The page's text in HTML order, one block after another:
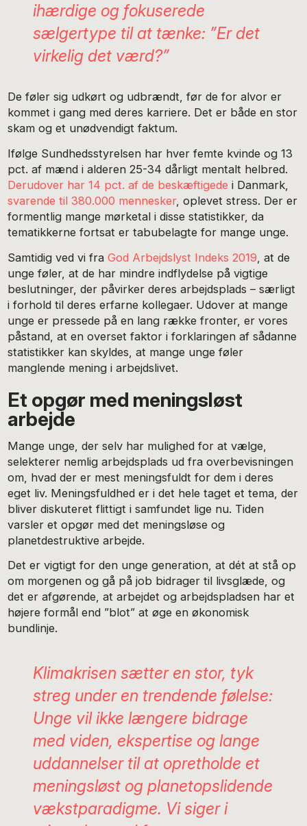
ihærdige og fokuserede
sælgertype til at tænke: ”Er det
virkelig det værd?”
De føler sig udkørt og udbrændt, før de for alvor er
kommet i gang med deres karriere. Det er både en stor
skam og et unødvendigt faktum.
Ifølge Sundhedsstyrelsen har hver femte kvinde og 13
pct. af mænd i alderen 25-34 dårligt mentalt helbred.
Derudover har 14 pct. af de beskæftigede i Danmark,
svarende til 380.000 mennesker, oplevet stress. Der er
formentlig mange mørketal i disse statistikker, da
tematikkerne fortsat er tabubelagte for mange unge.
Samtidig ved vi fraGod Arbejdslyst Indeks 2019 , at de
unge føler, at de har mindre indflydelse på vigtige
beslutninger, der påvirker deres arbejdsplads – særligt
i forhold til deres erfarne kollegaer. Udover at mange
unge er pressede på en lang række fronter, er vores
påstand, at en overset faktor i forklaringen af sådanne
statistikker kan skyldes, at mange unge føler
manglende mening i arbejdslivet.
Et opgør med meningsløst
arbejde
Mange unge, der selv har mulighed for at vælge,
selekterer nemlig arbejdsplads ud fra overbevisningen
om, hvad der er mest meningsfuldt for dem i deres
eget liv. Meningsfuldhed er i det hele taget et tema, der
bliver diskuteret flittigt i samfundet lige nu. Tiden
varsler et opgør med det meningsløse og
planetdestruktive arbejde.
Det er vigtigt for den unge generation, at dét at stå op
om morgenen og gå på job bidrager til livsglæde, og
det er afgørende, at arbejdet og arbejdspladsen har et
højere formål end ”blot” at øge en økonomisk
bundlinje.
Klimakrisen sætter en stor, tyk
streg under en trendende følelse:
Unge vil ikke længere bidrage
med viden, ekspertise og lange
uddannelser til at opretholde et
meningsløst og planetopslidende
vækstparadigme. Vi siger i